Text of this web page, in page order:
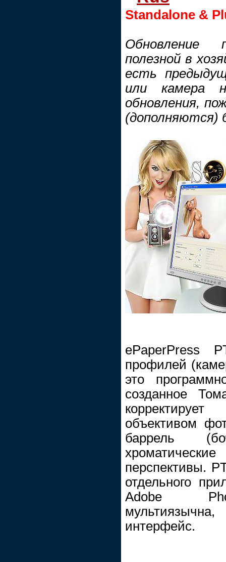
Standalone &
Обновление
полезной в
есть
или камера
обновления,
(дополняются)
ePaperPress
профилей
это
созданное
объективом
баррель
перспективы.
отдельного
Adobe
интерфейс.